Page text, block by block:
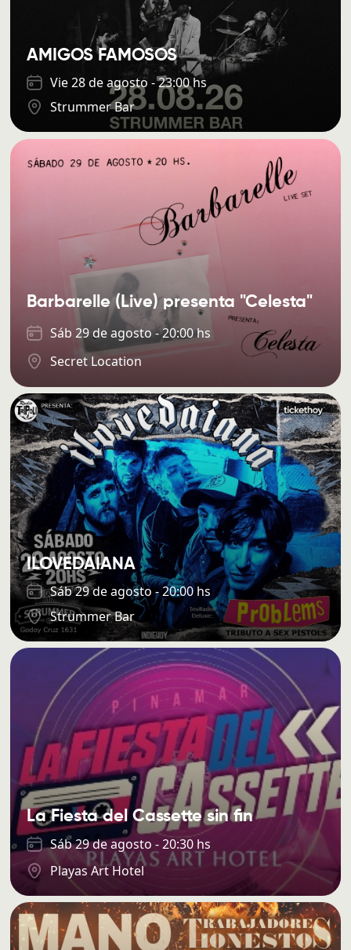
AMIGOS FAMOSOS
Vie 28 de agosto - 23:00 hs
Strummer Bar
Barbarelle (Live) presenta "Celesta"
Sáb 29 de agosto - 20:00 hs
Secret Location
ILOVEDAIANA
Sáb 29 de agosto - 20:00 hs
Strummer Bar
La Fiesta del Cassette sin fin
Sáb 29 de agosto - 20:30 hs
Playas Art Hotel